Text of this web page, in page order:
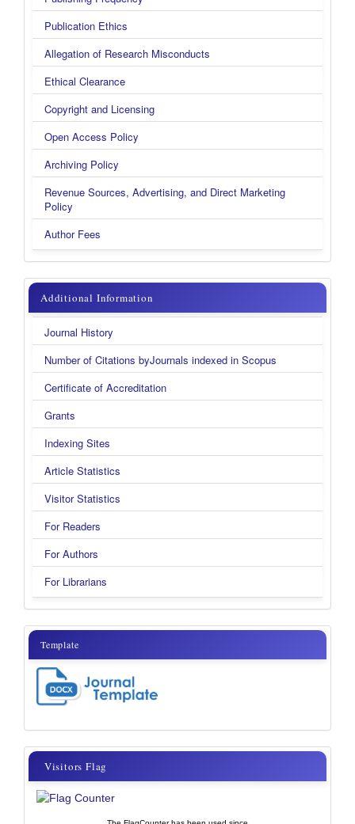
Publication Ethics
Allegation of Research Misconducts
Ethical Clearance
Copyright and Licensing
Open Access Policy
Archiving Policy
Revenue Sources, Advertising, and Direct Marketing
Policy
Author Fees
additional
information
new
Additional Information
Journal History
Number of Citations byJournals indexed in Scopus
Certificate of Accreditation
Grants
Indexing Sites
Article Statistics
Visitor Statistics
For Readers
For Authors
For Librarians
template
Template
visitor
flags
Visitors Flag